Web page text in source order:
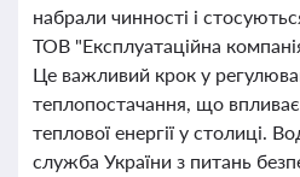
набрали чинності і
ТОВ "Експлуатаційна
Це важливий крок у
теплопостачання, що
теплової енергії у столиці.
служба України з питань